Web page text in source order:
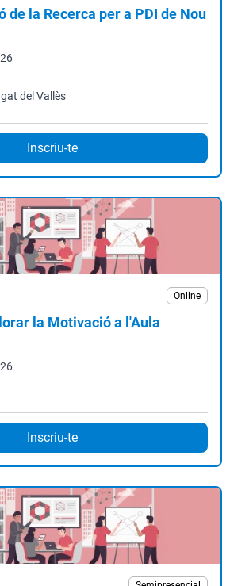
de la Recerca per a PDI de Nou
del Vallès
Inscriu-te
Online
la Motivació a l'Aula
Inscriu-te